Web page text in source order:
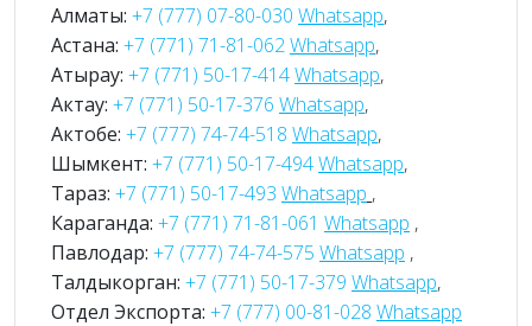
Алматы: +7 (777) 07-80-030 Whatsapp,
Астана: +7 (771) 71-81-062Whatsapp,
Атырау: +7 (771) 50-17-414Whatsapp,
Актау: +7 (771) 50-17-376 Whatsapp,
Актобе: +7 (777) 74-74-518 Whatsapp,
Шымкент: +7 (771) 50-17-494Whatsapp,
Тараз: +7 (771) 50-17-493 Whatsapp ,
Караганда: +7 (771) 71-81-061 Whatsapp ,
Павлодар: +7 (777) 74-74-575 Whatsapp ,
Талдыкорган: +7 (771) 50-17-379 Whatsapp,
Отдел Экспорта: +7 (777) 00-81-028 Whatsapp